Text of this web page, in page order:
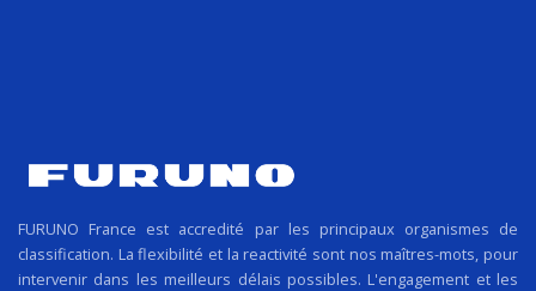
FURUNO France est accredité par les principaux organismes de
classification. La flexibilité et la reactivité sont nos maîtres-mots, pour
intervenir dans les meilleurs délais possibles. L'engagement et les